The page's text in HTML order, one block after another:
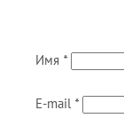
Имя *
E-mail *